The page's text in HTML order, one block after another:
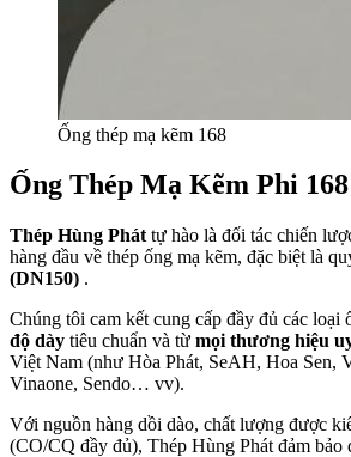
Ống thép mạ kẽm 168
Ống Thép Mạ Kẽm Phi
Thép Hùng Phát tự hào là đối tác chiến
hàng đầu về thép ống mạ kẽm, đặc biệt là
(DN150) .
Chúng tôi cam kết cung cấp đầy đủ các loại
độ dày tiêu chuẩn và từ mọi thương hiệu
Việt Nam (như Hòa Phát, SeAH, Hoa Sen,
Vinaone, Sendo… vv).
Với nguồn hàng dồi dào, chất lượng được
(CO/CQ đầy đủ), Thép Hùng Phát đảm bảo